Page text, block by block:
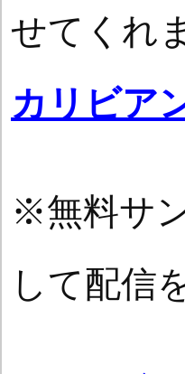
せてくれ
カリビア
※無料サ
して配信